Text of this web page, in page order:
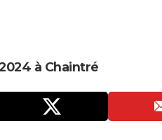
à Chaintré